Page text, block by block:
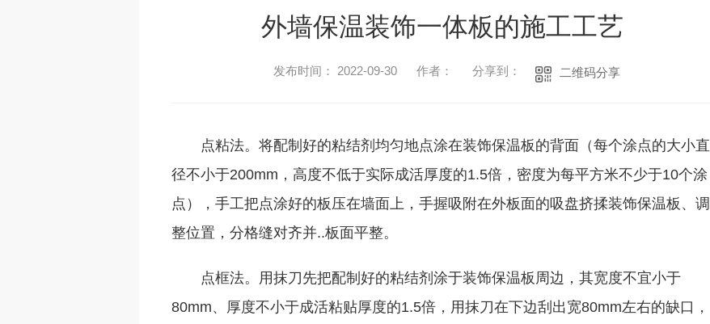
外墙保温装饰一体板的施工工艺
发布时间： 2022-09-30 作者： 分享到： 二维码分享
点粘法。将配制好的粘结剂均匀地点涂在装饰保温板的背面（每个涂点的大小直
径不小于200mm，高度不低于实际成活厚度的1.5倍，密度为每平方米不少于10个涂
点），手工把点涂好的板压在墙面上，手握吸附在外板面的吸盘挤揉装饰保温板、调
整位置，分格缝对齐并..板面平整。
点框法。用抹刀先把配制好的粘结剂涂于装饰保温板周边，其宽度不宜小于
80mm、厚度不小于成活粘贴厚度的1.5倍，用抹刀在下边刮出宽80mm左右的缺口，